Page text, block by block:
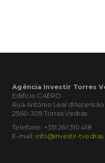
Agência Investir Torres
Edifício CAERO
Rua António Leal d'Ascensão
2560-309 Torres Vedras
Telefone: +351 261 310 418
E-mail: info@investir-